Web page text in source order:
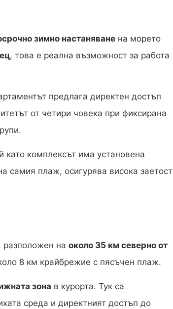
зимно настаняване на морето
, това е реална възможност за работа
предлага директен достъп
от четири човека при фиксирана
като комплексът има установена
самия плаж, осигурява висока заетост
разположен на около 35 км северно от
8 км крайбрежие с пясъчен плаж.
зона в курорта. Тук са
среда и директният достъп до